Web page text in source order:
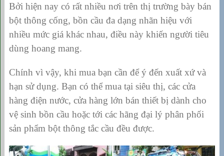
Bởi hiện nay có rất nhiều nơi trên thị trường bày bán
bột thông cống, bồn cầu đa dạng nhãn hiệu với
nhiều mức giá khác nhau, điều này khiến người tiêu
dùng hoang mang.
Chính vì vậy, khi mua bạn cần để ý đến xuất xứ và
hạn sử dụng. Bạn có thể mua tại siêu thị, các cửa
hàng điện nước, cửa hàng lớn bán thiết bị dành cho
vệ sinh bồn cầu hoặc tới các hãng đại lý phân phối
sản phẩm bột thông tắc cầu đều được.